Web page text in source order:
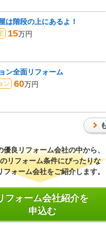
は階段の上にあるよ！
15万円
ン全面リフォーム
ン 60万円
優良リフォーム会社の中から、
リフォーム条件にぴったりな
フォーム会社をご紹介します。
フォーム会社紹介を
申込む